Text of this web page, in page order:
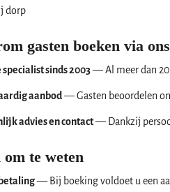
dorp
gasten boeken via ons
specialist sinds 2003— Al meer dan 20
aanbod— Gasten beoordelen
advies en contact— Dankzij
om te weten
— Bij boeking voldoet u een